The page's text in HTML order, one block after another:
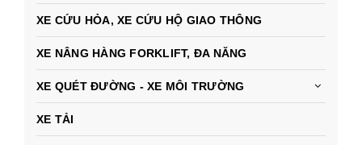
XE CỨU HỎA, XE CỨU HỘ GIAO THÔNG
XE NÂNG HÀNG FORKLIFT, ĐA NĂNG
XE QUÉT ĐƯỜNG - XE MÔI TRƯỜNG
XE TẢI